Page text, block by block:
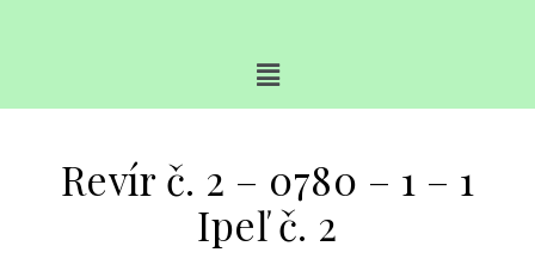
Revír č. 2 – 0780 – 1 – 1
Ipeľ č. 2